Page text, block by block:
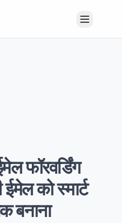
फॉरवर्डिंग
को स्मार्ट
बनाना